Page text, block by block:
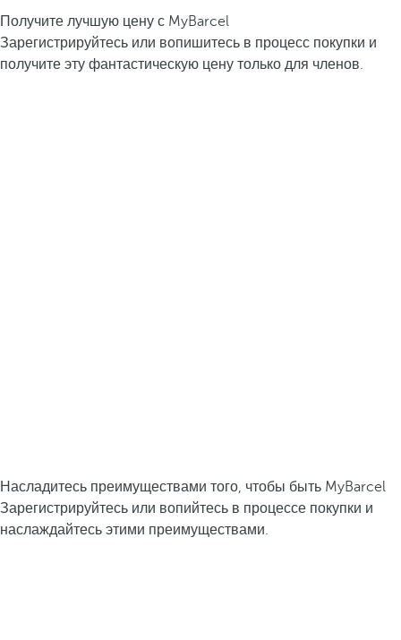
Получите лучшую цену с MyBarcel
Зарегистрируйтесь или вопишитесь в процесс покупки и
получите эту фантастическую цену только для членов.
Насладитесь преимуществами того, чтобы быть MyBarcel
Зарегистрируйтесь или вопийтесь в процессе покупки и
наслаждайтесь этими преимуществами.